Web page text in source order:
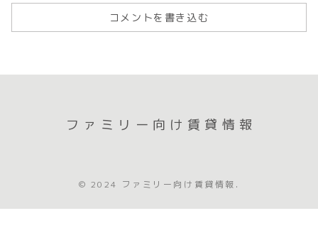
コメントを書き込む
ファミリー向け賃貸情報
© 2024 ファミリー向け賃貸情報.